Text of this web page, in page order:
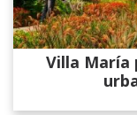
Villa María